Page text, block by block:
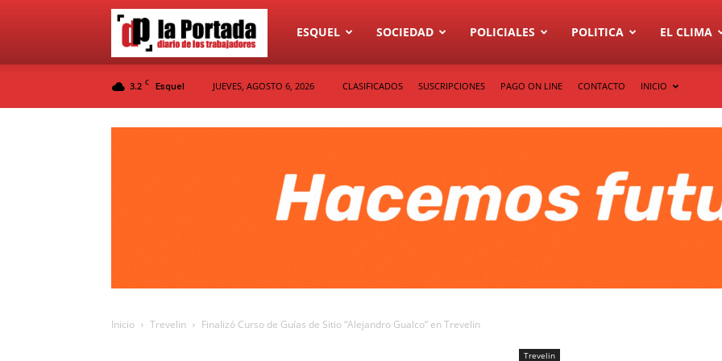
Diario
La
ESQUEL SOCIEDAD POLICIALES POLITICA EL CLIMA
3.2 C Esquel JUEVES, AGOSTO 6, 2026 CLASIFICADOS SUSCRIPCIONES PAGO ON LINE CONTACTO INICIO
Inicio Trevelin Finalizó Curso de Guías de Sitio “Alejandro Gualco” en Trevelin
Trevelin